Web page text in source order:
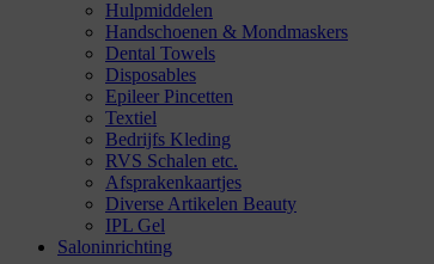
Hulpmiddelen
Handschoenen & Mondmaskers
Dental Towels
Disposables
Epileer Pincetten
Textiel
Bedrijfs Kleding
RVS Schalen etc.
Afsprakenkaartjes
Diverse Artikelen Beauty
IPL Gel
Saloninrichting